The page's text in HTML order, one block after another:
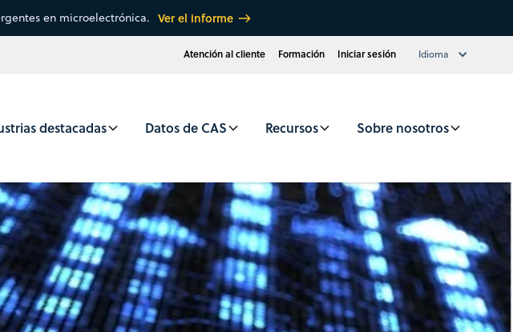
en microelectrónica. Ver el informe
Atención al cliente Formación Iniciar sesión Idioma
destacadas Datos de CAS Recursos Sobre nosotros